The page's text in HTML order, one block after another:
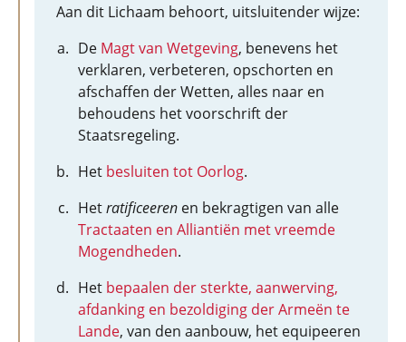
Aan dit Lichaam behoort, uitsluitender wijze:
De Magt van Wetgeving, benevens het
verklaren, verbeteren, opschorten en
afschaffen der Wetten, alles naar en
behoudens het voorschrift der
Staatsregeling.
Het besluiten tot Oorlog.
Hetratificeeren en bekragtigen van alle
Tractaaten en Alliantiën met vreemde
Mogendheden.
Het bepaalen der sterkte, aanwerving,
afdanking en bezoldiging der Armeën te
Lande, van den aanbouw, het equipeeren